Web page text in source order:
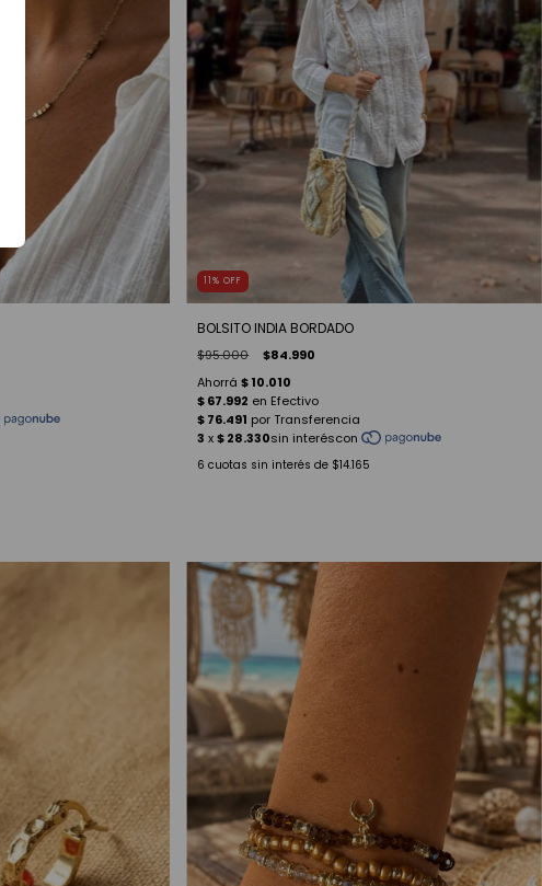
11%OFF
BOLSITO INDIA BORDADO
$95.000 $84.990
6 cuotas sin interés de $14.165